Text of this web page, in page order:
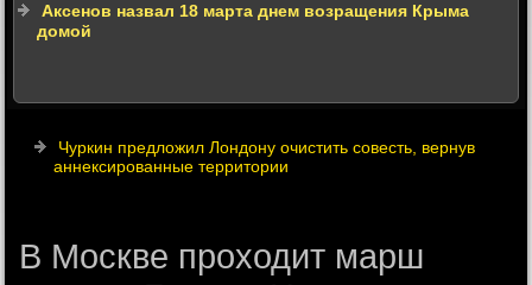
Аксенов назвал 18 марта днем возращения Крыма
домой
Чуркин предложил Лондону очистить совесть, вернув
аннексированные территории
В Москве проходит марш